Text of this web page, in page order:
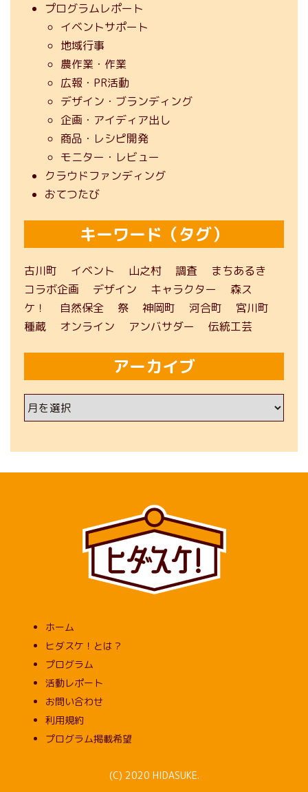
プログラムレポート
イベントサポート
地域行事
農作業・作業
広報・PR活動
デザイン・ブランディング
企画・アイディア出し
商品・レシピ開発
モニター・レビュー
クラウドファンディング
おてつたび
キーワード（タグ）
古川町 イベント 山之村 調査
まちあるき
コラボ企画
デザイン キャラクター
森ス
ケ！
自然保全 祭 神岡町 河合町
宮川町
種蔵
オンライン アンバサダー 伝統工芸
アーカイブ
ア
ー
ブ
ホーム
ヒダスケ！とは？
プログラム
活動レポート
お問い合わせ
利用規約
プログラム掲載希望
(C) 2020 HIDASUKE.